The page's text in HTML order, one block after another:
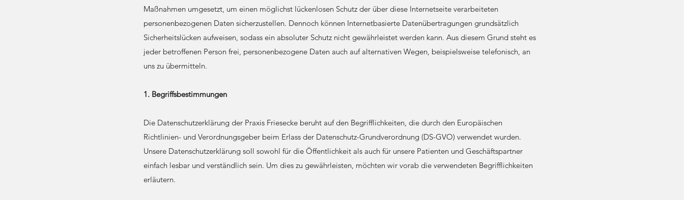
Maßnahmen umgesetzt, um einen möglichst lückenlosen Schutz der über diese Internetseite verarbeiteten
personenbezogenen Daten sicherzustellen. Dennoch können Internetbasierte Datenübertragungen grundsätzlich
Sicherheitslücken aufweisen, sodass ein absoluter Schutz nicht gewährleistet werden kann. Aus diesem Grund steht es
jeder betroffenen Person frei, personenbezogene Daten auch auf alternativen Wegen, beispielsweise telefonisch, an
uns zu übermitteln.
1. Begriffsbestimmungen
Die Datenschutzerklärung der Praxis Friesecke beruht auf den Begrifflichkeiten, die durch den Europäischen
Richtlinien- und Verordnungsgeber beim Erlass der Datenschutz-Grundverordnung (DS-GVO) verwendet wurden.
Unsere Datenschutzerklärung soll sowohl für die Öffentlichkeit als auch für unsere Patienten und Geschäftspartner
einfach lesbar und verständlich sein. Um dies zu gewährleisten, möchten wir vorab die verwendeten Begrifflichkeiten
erläutern.